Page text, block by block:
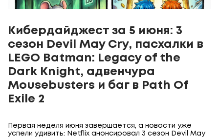
Кибердайджест за 5 июня: 3
сезон Devil May Cry, пасхалки в
LEGO Batman: Legacy of the
Dark Knight, адвенчура
Mousebusters и баг в Path Of
Exile 2
Первая неделя июня завершается, а новости уже
успели удивить: Netflix анонсировал 3 сезон Devil May